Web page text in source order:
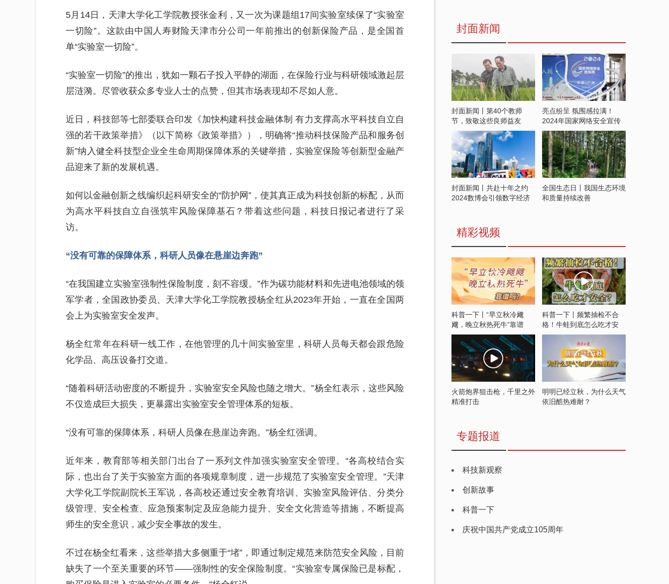
5月14日，天津大学化工学院教授张金利，又一次为课题组17间实验室续保了“实验室
一切险”。这款由中国人寿财险天津市分公司一年前推出的创新保险产品，是全国首
单“实验室一切险”。
“实验室一切险”的推出，犹如一颗石子投入平静的湖面，在保险行业与科研领域激起层
层涟漪。尽管收获众多专业人士的点赞，但其市场表现却不尽如人意。
近日，科技部等七部委联合印发《加快构建科技金融体制 有力支撑高水平科技自立自
强的若干政策举措》（以下简称《政策举措》），明确将“推动科技保险产品和服务创
新”纳入健全科技型企业全生命周期保障体系的关键举措，实验室保险等创新型金融产
品迎来了新的发展机遇。
如何以金融创新之线编织起科研安全的“防护网”，使其真正成为科技创新的标配，从而
为高水平科技自立自强筑牢风险保障基石？带着这些问题，科技日报记者进行了采
访。
“没有可靠的保障体系，科研人员像在悬崖边奔跑”
“在我国建立实验室强制性保险制度，刻不容缓。”作为碳功能材料和先进电池领域的领
军学者，全国政协委员、天津大学化工学院教授杨全红从2023年开始，一直在全国两
会上为实验室安全发声。
杨全红常年在科研一线工作，在他管理的几十间实验室里，科研人员每天都会跟危险
化学品、高压设备打交道。
“随着科研活动密度的不断提升，实验室安全风险也随之增大。”杨全红表示，这些风险
不仅造成巨大损失，更暴露出实验室安全管理体系的短板。
“没有可靠的保障体系，科研人员像在悬崖边奔跑。”杨全红强调。
近年来，教育部等相关部门出台了一系列文件加强实验室安全管理。“各高校结合实
际，也出台了关于实验室方面的各项规章制度，进一步规范了实验室安全管理。”天津
大学化工学院副院长王军说，各高校还通过安全教育培训、实验室风险评估、分类分
级管理、安全检查、应急预案制定及应急能力提升、安全文化营造等措施，不断提高
师生的安全意识，减少安全事故的发生。
不过在杨全红看来，这些举措大多侧重于“堵”，即通过制定规范来防范安全风险，目前
缺失了一个至关重要的环节——强制性的安全保险制度。“实验室专属保险已是标配，
封面新闻
封面新闻丨第40个教师
节，致敬这些良师益友
亮点纷呈 氛围感拉满！
2024年国家网络安全宣传
周开启
封面新闻丨共赴十年之约
2024数博会引领数字经济
全国生态日丨我国生态环境
和质量持续改善
精彩视频
科普一下丨“早立秋冷飕
飕，晚立秋热死牛”靠谱
吗？
科普一下丨频繁抽检不合
格！牛蛙到底怎么吃才安
全？
火箭炮界狙击枪，千里之外
精准打击
明明已经立秋，为什么天气
依旧酷热难耐？
专题报道
科技新观察
创新故事
科普一下
庆祝中国共产党成立105周年